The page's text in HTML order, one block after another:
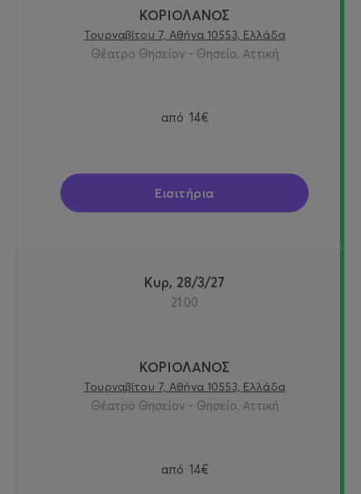
ΚΟΡΙΟΛΑΝΟΣ
Τουρναβίτου 7, Αθήνα 10553, Ελλάδα
Θέατρο Θησείον - Θησείο, Αττική
από 14€
Εισιτήρια
Κυρ, 28/3/27
21:00
ΚΟΡΙΟΛΑΝΟΣ
Τουρναβίτου 7, Αθήνα 10553, Ελλάδα
Θέατρο Θησείον - Θησείο, Αττική
από 14€